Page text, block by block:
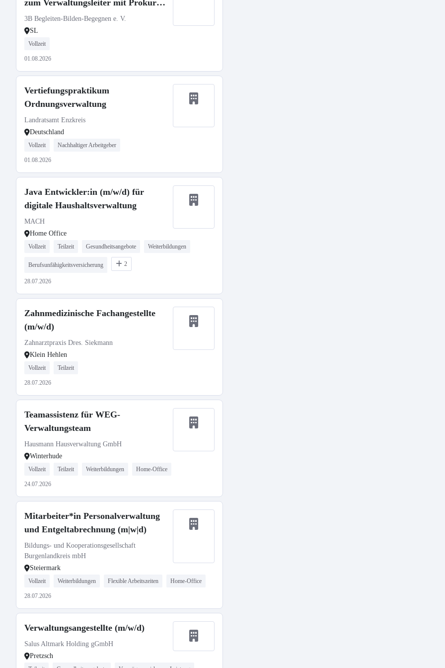
zum Verwaltungsleiter mit Prokura
in Vollzeit (39h)
3B Begleiten-Bilden-Begegnen e. V.
SL
Vollzeit
01.08.2026
Vertiefungspraktikum
Ordnungsverwaltung
Landratsamt Enzkreis
Deutschland
Vollzeit Nachhaltiger Arbeitgeber
01.08.2026
Java Entwickler:in (m/w/d) für
digitale Haushaltsverwaltung
MACH
Home Office
Vollzeit Teilzeit Gesundheitsangebote Weiterbildungen
Berufsunfähigkeitsversicherung 2
28.07.2026
Zahnmedizinische Fachangestellte
(m/w/d)
Zahnarztpraxis Dres. Siekmann
Klein Hehlen
Vollzeit Teilzeit
28.07.2026
Teamassistenz für WEG-
Verwaltungsteam
Hausmann Hausverwaltung GmbH
Winterhude
Vollzeit Teilzeit Weiterbildungen Home-Office
24.07.2026
Mitarbeiter*in Personalverwaltung
und Entgeltabrechnung (m|w|d)
Bildungs- und Kooperationsgesellschaft
Burgenlandkreis mbH
Steiermark
Vollzeit Weiterbildungen Flexible Arbeitszeiten Home-Office
28.07.2026
Verwaltungsangestellte (m/w/d)
Salus Altmark Holding gGmbH
Pretzsch